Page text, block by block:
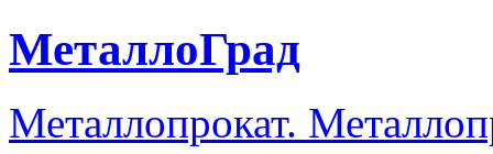
МеталлоГрад
Металлопрокат.